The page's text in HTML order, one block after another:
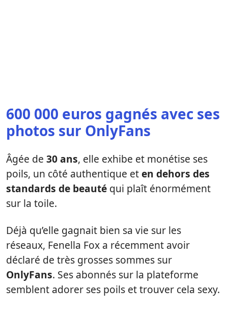
600 000 euros gagnés avec ses
photos sur OnlyFans
Âgée de 30 ans, elle exhibe et monétise ses
poils, un côté authentique eten dehors des
standards de beauté qui plaît énormément
sur la toile.
Déjà qu’elle gagnait bien sa vie sur les
réseaux, Fenella Fox a récemment avoir
déclaré de très grosses sommes sur
OnlyFans. Ses abonnés sur la plateforme
semblent adorer ses poils et trouver cela sexy.